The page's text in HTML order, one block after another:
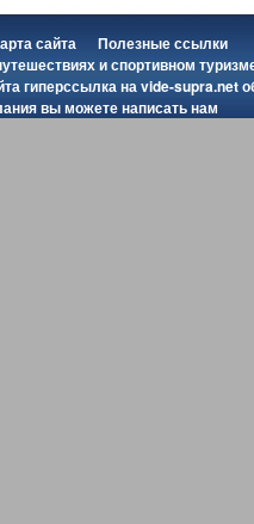
сайта
Полезные ссылки
и спортивном
гиперссылка наvide-supra.net
вы можетенаписать нам